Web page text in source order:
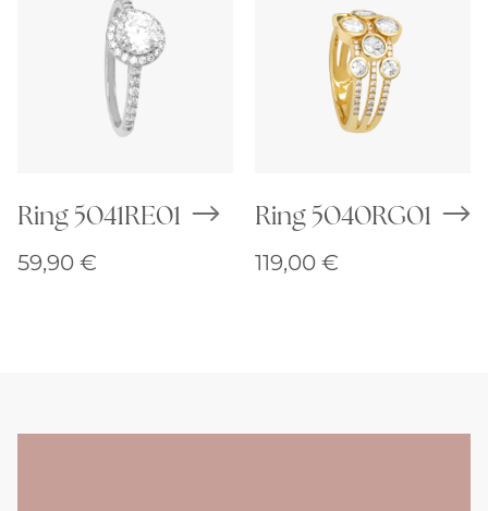
Ring 5041RE01
59,90 €
Ring 5040RG01
119,00 €